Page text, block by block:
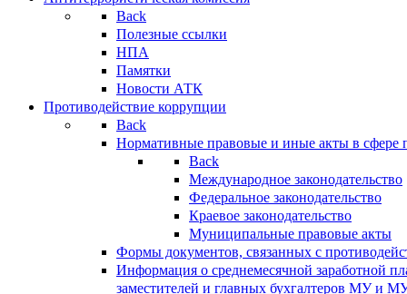
Back
Полезные ссылки
НПА
Памятки
Новости АТК
Противодействие коррупции
Back
Нормативные правовые и иные акты в сфере
Back
Международное законодательство
Федеральное законодательство
Краевое законодательство
Муниципальные правовые акты
Формы документов, связанных с
Информация о среднемесячной заработной
заместителей и главных бухгалтеров МУ и